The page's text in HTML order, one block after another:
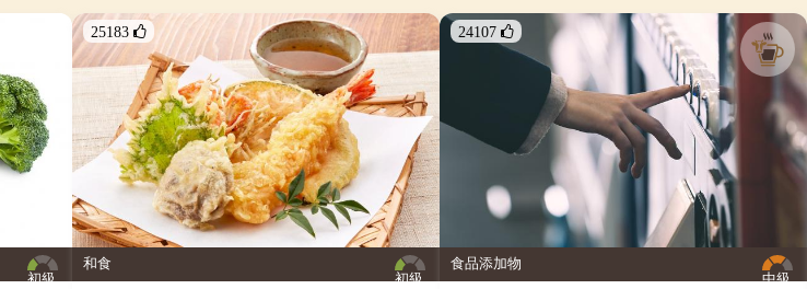
入れ、ミキサーで角が立つまで泡
濃い目に入れたコーヒーを加え再
のクリーム状にする。
らいまでオーツミルクを注ぎ、ク
上がり。
ダーやココナッツを載せてもOK。
＜作り方＞
１．中ぐらいの鍋に水を沸かし、ルイボスティ、カル
ダモン、クローブ、シナモン、スライスした生姜を入
れ、10分程弱火で煮出す。
２．ココナッツミルクを加えて温め、甜菜糖を溶か
す。
３．カップに注ぎ、お好みでシナモンパウダーを振
る。
初級
25183 
初級
和食
24107 
中級
食品添加物